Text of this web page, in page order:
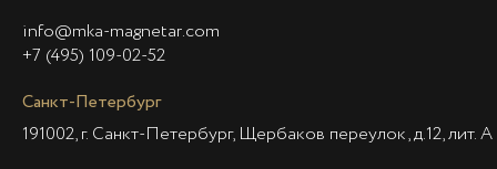
info@mka-magnetar.com
+7 (495) 109-02-52
Санкт-Петербург
191002, г. Санкт-Петербург, Щербаков переулок, д.12, лит. А